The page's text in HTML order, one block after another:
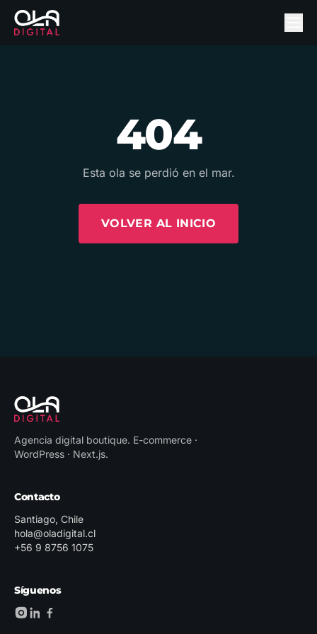
404
Esta ola se perdió en el mar.
VOLVER AL INICIO
Agencia digital boutique. E-commerce ·
WordPress · Next.js.
Contacto
Santiago, Chile
hola@oladigital.cl
+56 9 8756 1075
Síguenos